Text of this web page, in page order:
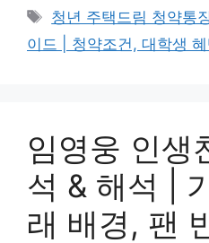
Tags
청년 주택드림 청약통
이드 | 청약조건, 대학생
임영웅 인생
석 & 해석 |
래 배경, 팬